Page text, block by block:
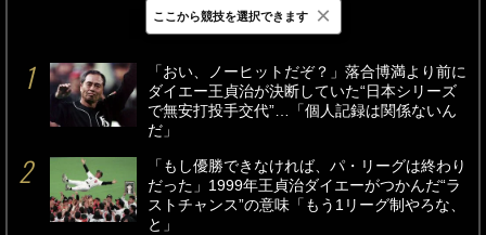
最新 24時間 週間
「おい、ノーヒットだぞ？」落合博満より前に
ダイエー王貞治が決断していた“日本シリーズ
で無安打投手交代”…「個人記録は関係ないん
だ」
「もし優勝できなければ、パ・リーグは終わり
だった」1999年王貞治ダイエーがつかんだ“ラ
ストチャンス”の意味「もう1リーグ制やろな、
と」
ここから競技を選択できます ×